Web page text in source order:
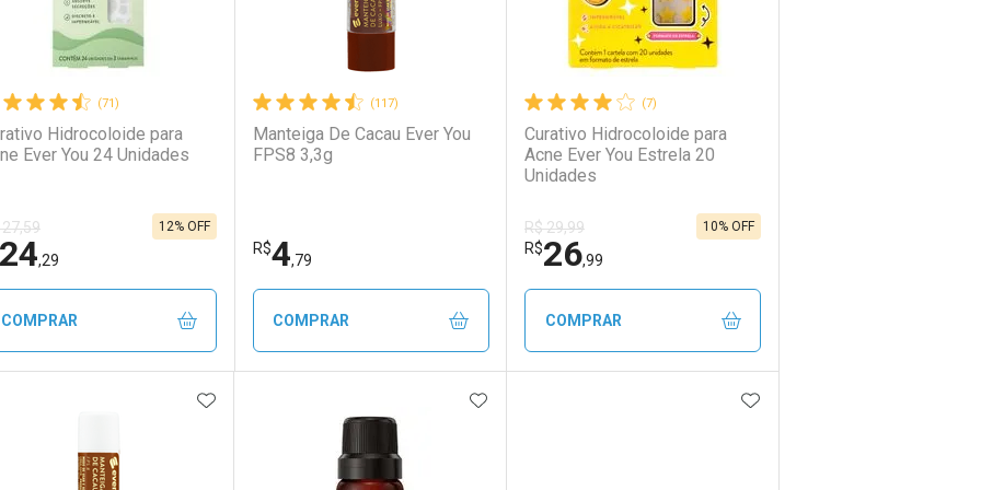
(71)
Hidrocoloide para
Ever You 24 Unidades
27,59
24,29
12% OFF
COMPRAR
FECHAR
FECHAR
Menos
(117)
Manteiga De Cacau Ever You
FPS8 3,3g
R$4,79
COMPRAR
FECHAR
Laboratório
FECHAR
Por Menos
(7)
Curativo Hidrocoloide para
Acne Ever You Estrela 20
Unidades
R$ 29,99
R$26,99
10% OFF
COMPRAR
FECHAR
FECHAR
ADICIONAR AOS FAVORITOS ADICIONAR AOS FAVORITOS ADICIONAR AOS